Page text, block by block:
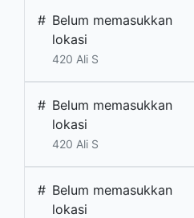
# Belum memasukkan
lokasi
420 Ali S
# Belum memasukkan
lokasi
420 Ali S
# Belum memasukkan
lokasi